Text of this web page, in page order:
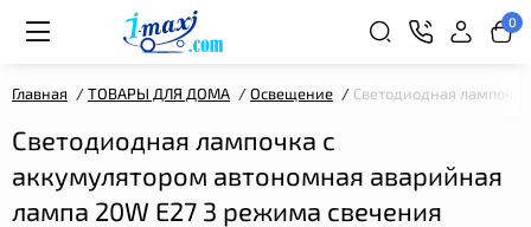
0
Главная ТОВАРЫ ДЛЯ ДОМА Освещение Светодиодная
Светодиодная лампочка с
аккумулятором автономная аварийная
лампа 20W E27 3 режима свечения